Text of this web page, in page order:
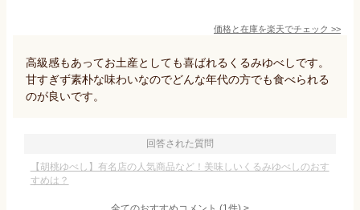
価格と在庫を楽天でチェック >>
高級感もあってお土産としても喜ばれるくるみゆべしです。
甘すぎず素朴な味わいなのでどんな年代の方でも食べられる
のが良いです。
回答された質問
【胡桃ゆべし】有名店の人気商品など！美味しいくるみゆべしのおす
すめは？